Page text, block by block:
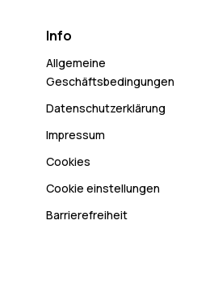
Info
Allgemeine
Geschäftsbedingungen
Datenschutzerklärung
Impressum
Cookies
Cookie einstellungen
Barrierefreiheit